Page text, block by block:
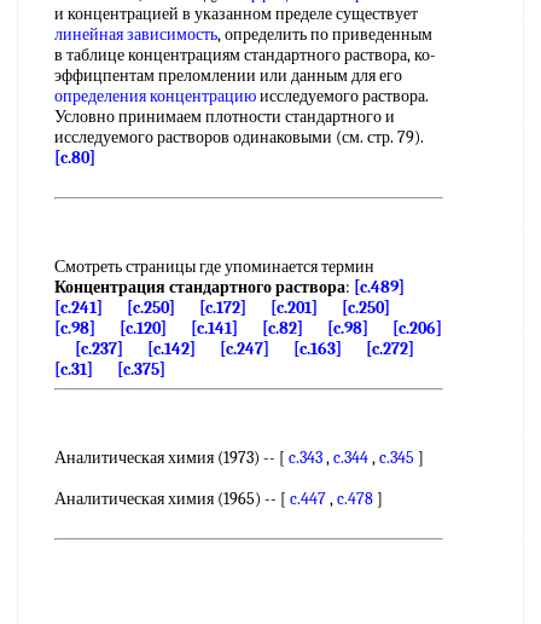
и концентрацией в указанном пределе существует
линейная зависимость, определить по приведенным
в таблице концентрациям стандартного раствора, ко-
эффицпентам преломлении или данным для его
определения концентрациюисследуемого раствора.
Условно принимаем плотности стандартного и
исследуемого растворов одинаковыми (см. стр. 79).
[c.80]
Смотреть страницы где упоминается термин
Концентрация стандартного раствора: [c.489]
[c.241]
[c.250] [c.172] [c.201]
[c.250]
[c.98]
[c.120] [c.141] [c.82] [c.98]
[c.206]
[c.237]
[c.142] [c.247] [c.163]
[c.272]
[c.31]
[c.375]
Аналитическая химия (1973) -- [ c.343,c.344,c.345 ]
Аналитическая химия (1965) -- [ c.447,c.478]